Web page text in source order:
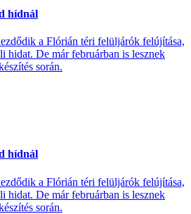
hídnál
a Flórián téri felüljárók felújítása,
hidat. De már februárban is lesznek
során.
hídnál
a Flórián téri felüljárók felújítása,
hidat. De már februárban is lesznek
során.